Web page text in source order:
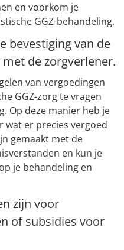
en voorkom je
GGZ-behandeling.
bevestiging van de
de zorgverlener.
van vergoedingen
GGZ-zorg te vragen
Op deze manier heb je
wat er precies vergoed
gemaakt met de
en kun je
je behandeling en
zijn voor
of subsidies voor